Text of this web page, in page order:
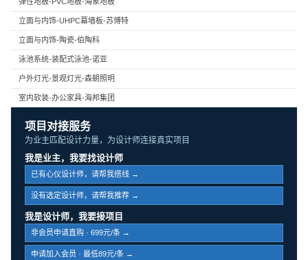
立面与内饰-UHPC幕墙板-苏博特
立面与内饰-陶瓷-伯陶科
泳池系统-装配式泳池-诺亚
户外灯光-景观灯光-森朝照明
室内软装-办公家具-海邦集团
项目对接服务
为业主匹配设计力量，为设计师连接真实项目
我是业主，我要找设计师
已有心仪设计师，请帮我搭线 →
没有选定设计师，请帮我推荐 →
我是设计师，我要接项目
非会员申请直购 · 699元/条 →
申请加入会员 · 最低89元/条 →